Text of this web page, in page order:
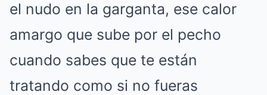
el nudo en la garganta, ese calor
amargo que sube por el pecho
cuando sabes que te están
tratando como si no fueras